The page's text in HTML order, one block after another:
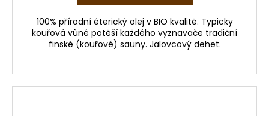
100% přírodní éterický olej v BIO kvalitě. Typicky
kouřová vůně potěší každého vyznavače tradiční
finské (kouřové) sauny. Jalovcový dehet.